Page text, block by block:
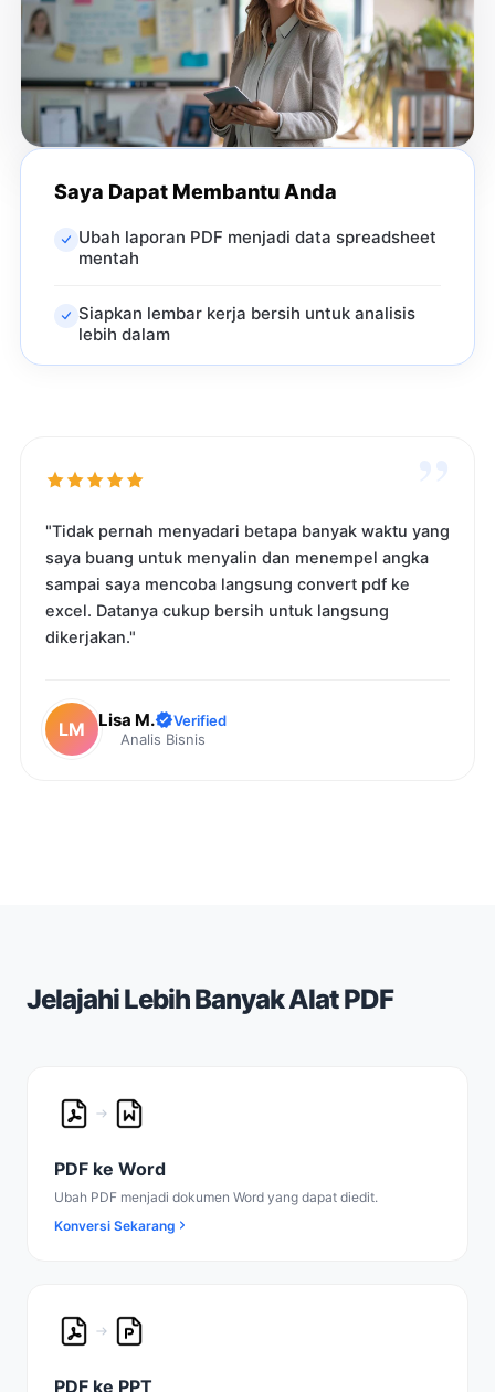
Saya Dapat Membantu Anda
Ubah laporan PDF menjadi data spreadsheet
mentah
Siapkan lembar kerja bersih untuk analisis
lebih dalam
"Tidak pernah menyadari betapa banyak waktu yang
saya buang untuk menyalin dan menempel angka
sampai saya mencoba langsung convert pdf ke
excel. Datanya cukup bersih untuk langsung
dikerjakan."
LM Lisa M.
Verified
Analis Bisnis
Jelajahi Lebih Banyak Alat PDF
PDF ke Word
Ubah PDF menjadi dokumen Word yang dapat diedit.
Konversi Sekarang
PDF ke PPT